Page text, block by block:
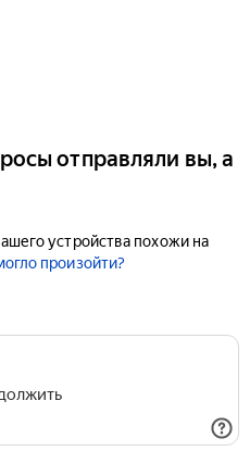
отправляли вы, а
устройства похожи на
произойти?